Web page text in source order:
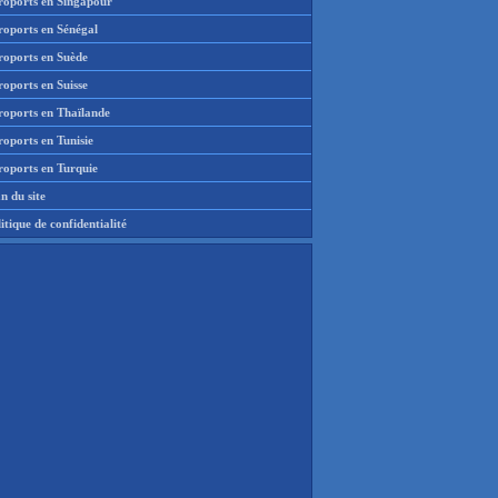
en Sénégal
en Suède
en Suisse
en Thaïlande
en Tunisie
en Turquie
du site
de confidentialité